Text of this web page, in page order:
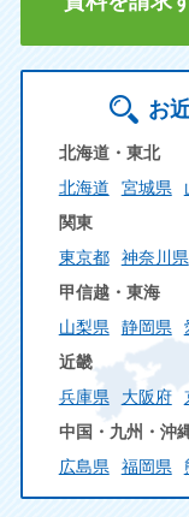
お
北海道・東北
北海道
宮城県
関東
東京都
神奈川県
甲信越・東海
山梨県
静岡県
近畿
兵庫県
大阪府
中国・九州・沖
広島県
福岡県